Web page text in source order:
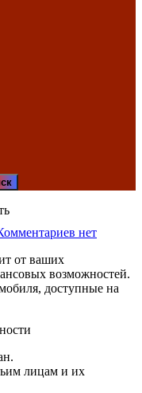
записи
автомобиля
какое
выбрать
нет
от ваших
возможностей.
доступные на
лицам и их